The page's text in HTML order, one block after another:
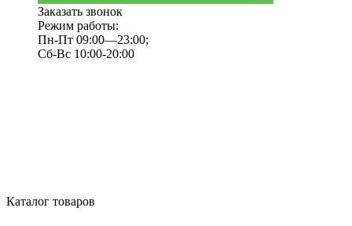
Заказать звонок
Режим работы:
Пн-Пт 09:00—23:00;
Сб-Вс 10:00-20:00
Каталог товаров